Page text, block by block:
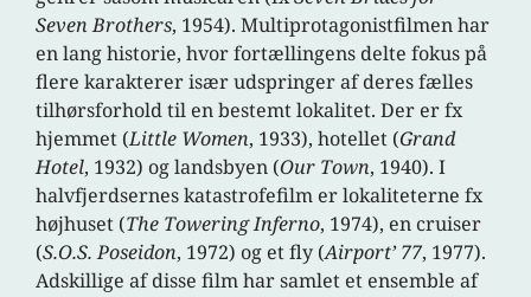
Seven Brothers, 1954). Multiprotagonistfilmen har
en lang historie, hvor fortællingens delte fokus på
flere karakterer især udspringer af deres fælles
tilhørsforhold til en bestemt lokalitet. Der er fx
hjemmet (Little Women, 1933), hotellet (Grand
Hotel, 1932) og landsbyen (Our Town, 1940). I
halvfjerdsernes katastrofefilm er lokaliteterne fx
højhuset (The Towering Inferno, 1974), en cruiser
(S.O.S. Poseidon, 1972) og et fly (Airport’ 77, 1977).
Adskillige af disse film har samlet et ensemble af